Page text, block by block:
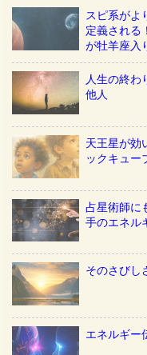
スピ系がよ
定義され
が牡羊座入
人生の終
他人
天王星が効
ックキュー
占星術師に
手のエネル
そのさびし
エネルギー